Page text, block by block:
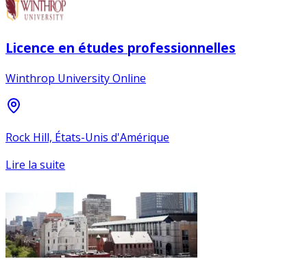
Licence en études professionnelles
Winthrop University Online
Rock Hill, États-Unis d'Amérique
Lire la suite